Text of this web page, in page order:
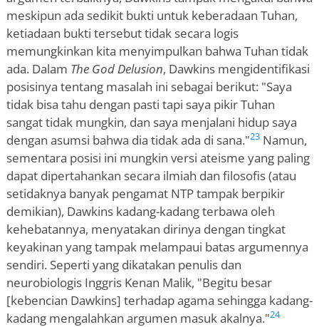
meskipun ada sedikit bukti untuk keberadaan Tuhan,
ketiadaan bukti tersebut tidak secara logis
memungkinkan kita menyimpulkan bahwa Tuhan tidak
ada. Dalam The God Delusion, Dawkins mengidentifikasi
posisinya tentang masalah ini sebagai berikut: "Saya
tidak bisa tahu dengan pasti tapi saya pikir Tuhan
sangat tidak mungkin, dan saya menjalani hidup saya
dengan asumsi bahwa dia tidak ada di sana."23 Namun,
sementara posisi ini mungkin versi ateisme yang paling
dapat dipertahankan secara ilmiah dan filosofis (atau
setidaknya banyak pengamat NTP tampak berpikir
demikian), Dawkins kadang-kadang terbawa oleh
kehebatannya, menyatakan dirinya dengan tingkat
keyakinan yang tampak melampaui batas argumennya
sendiri. Seperti yang dikatakan penulis dan
neurobiologis Inggris Kenan Malik, "Begitu besar
[kebencian Dawkins] terhadap agama sehingga kadang-
kadang mengalahkan argumen masuk akalnya."24